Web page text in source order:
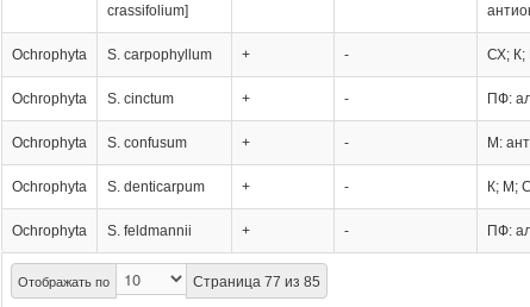
Отображать по Страница 77 из 85
crassifolium]
Ochrophyta S. carpophyllum + - СХ; К;
Ochrophyta S. cinctum + - ПФ:
Ochrophyta S. confusum + - М:
Ochrophyta S. denticarpum + - К; М;
Ochrophyta S. feldmannii + - ПФ: